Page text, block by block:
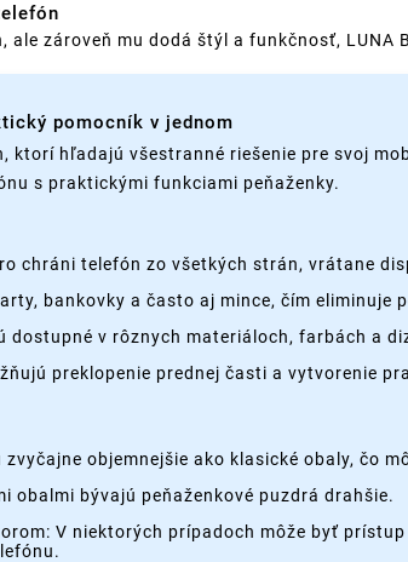
zároveň mu dodá štýl a funkčnosť, LUNA
pomocník v jednom
ktorí hľadajú všestranné riešenie pre svoj
s praktickými funkciami peňaženky.
chráni telefón zo všetkých strán, vrátane
bankovky a často aj mince, čím eliminuje
dostupné v rôznych materiáloch, farbách a
preklopenie prednej časti a vytvorenie
objemnejšie ako klasické obaly, čo
obalmi bývajú peňaženkové puzdrá drahšie.
V niektorých prípadoch môže byť